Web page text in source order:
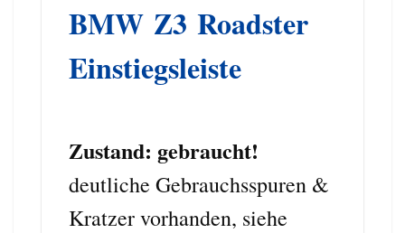
BMW Z3 Roadster
Einstiegsleiste
Zustand: gebraucht!
deutliche Gebrauchsspuren &
Kratzer vorhanden, siehe